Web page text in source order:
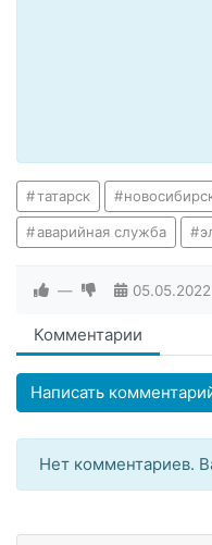
татарск
аварийная служба
— 05.05.2022
Комментарии
Написать
Нет комментариев.